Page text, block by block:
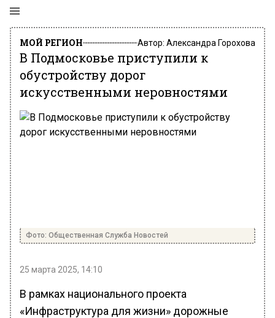
МОЙ РЕГИОН Автор: Александра Горохова
В Подмосковье приступили к
обустройству дорог
искусственными неровностями
Фото: Общественная Служба Новостей
25 марта 2025, 14:10
В рамках национального проекта
«Инфраструктура для жизни» дорожные